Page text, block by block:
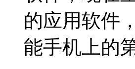
的应用软件
能手机上